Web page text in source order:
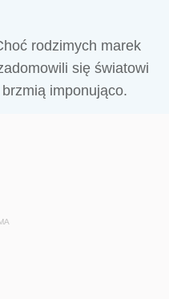
rodzimych marek
się światowi
imponująco.